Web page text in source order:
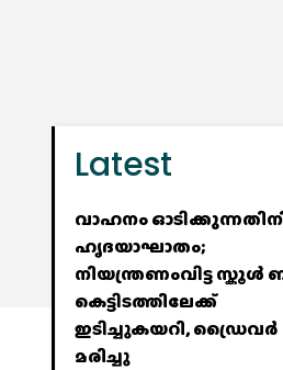
Latest
വാഹനം
ഹൃദയാഘാതം;
നിയന്ത്രണംവിട്ട
കെട്ടിടത്തിലേക്ക്
ഇടിച്ചുകയറി, ഡ്രൈവർ
മരിച്ചു